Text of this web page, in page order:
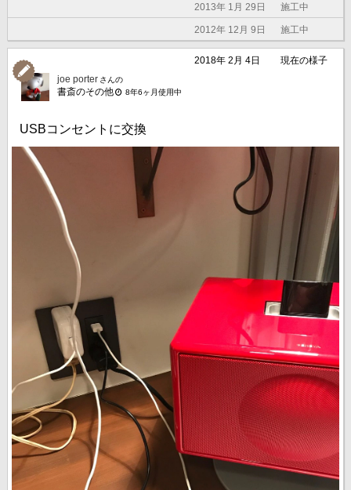
2013年 1月 29日 施工中
2012年 12月 9日 施工中
2018年 2月 4日
現在の様子
joe porter さんの
書斎のその他 8年6ヶ月使用中
USBコンセントに交換